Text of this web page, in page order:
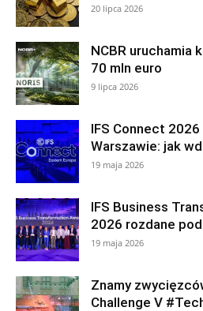
20 lipca 2026
NCBR uruchamia
70 mln euro
9 lipca 2026
IFS Connect
Warszawie: jak
19 maja 2026
IFS Business
2026 rozdane
19 maja 2026
Znamy
Challenge V